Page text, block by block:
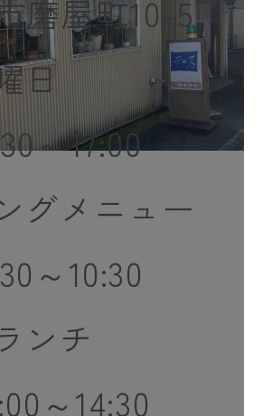
磨屋町10-5
金曜日
～17:00
グメニュー
～10:30
ランチ
～14:30